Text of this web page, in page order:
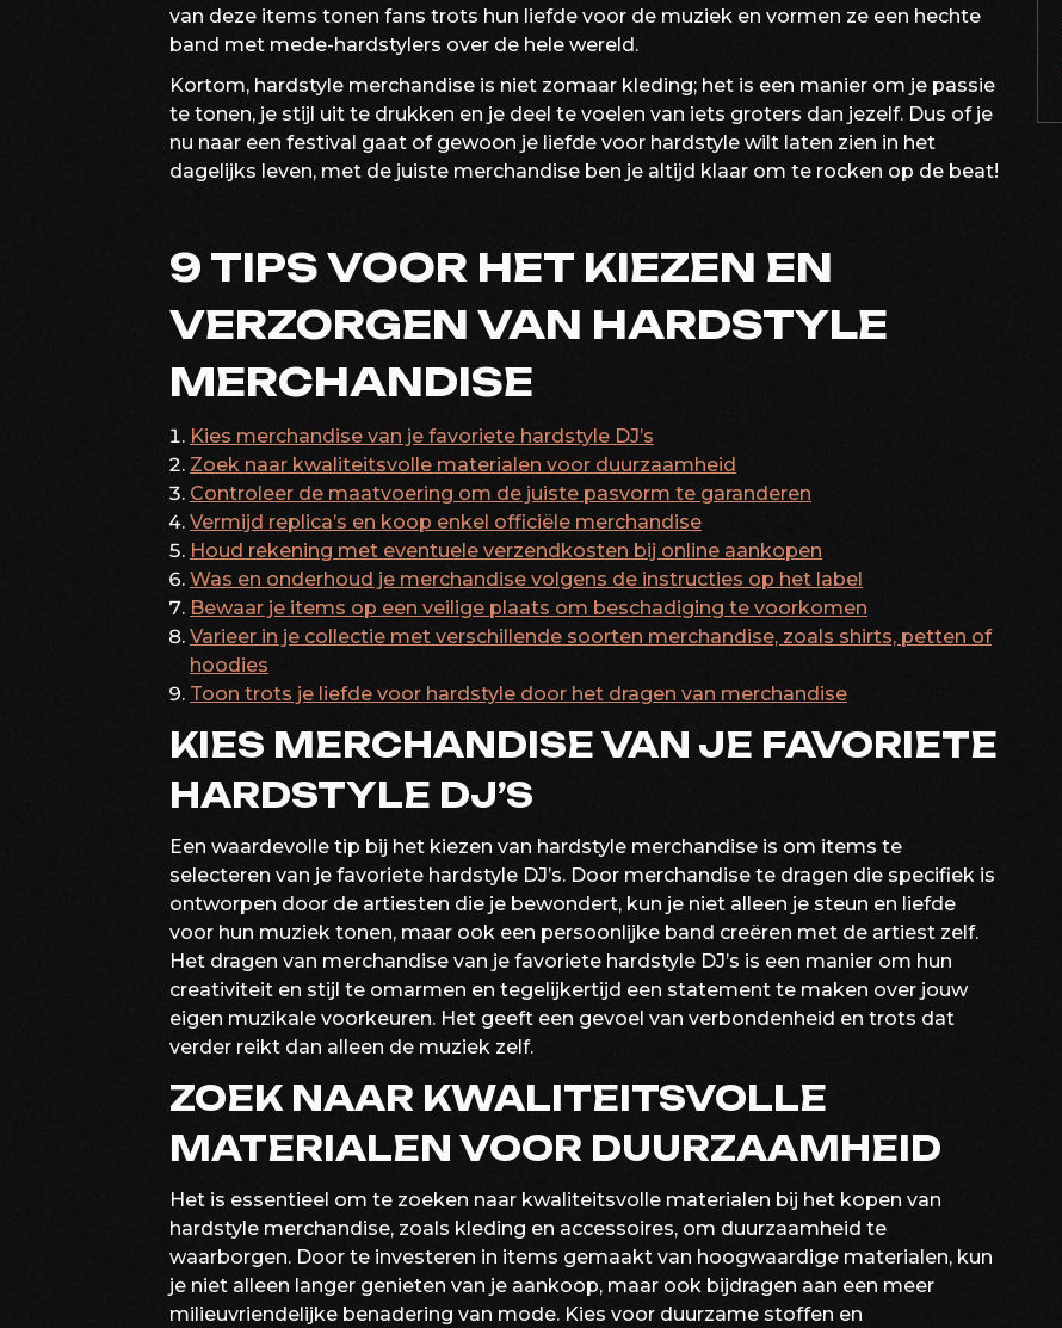
van deze items tonen fans trots hun liefde voor de muziek en vormen ze een hechte
band met mede-hardstylers over de hele wereld.
Kortom, hardstyle merchandise is niet zomaar kleding; het is een manier om je passie
te tonen, je stijl uit te drukken en je deel te voelen van iets groters dan jezelf. Dus of je
nu naar een festival gaat of gewoon je liefde voor hardstyle wilt laten zien in het
dagelijks leven, met de juiste merchandise ben je altijd klaar om te rocken op de beat!
9 TIPS VOOR HET KIEZEN EN
VERZORGEN VAN HARDSTYLE
MERCHANDISE
Kies merchandise van je favoriete hardstyle DJ’s
Zoek naar kwaliteitsvolle materialen voor duurzaamheid
Controleer de maatvoering om de juiste pasvorm te garanderen
Vermijd replica’s en koop enkel officiële merchandise
Houd rekening met eventuele verzendkosten bij online aankopen
Was en onderhoud je merchandise volgens de instructies op het label
Bewaar je items op een veilige plaats om beschadiging te voorkomen
Varieer in je collectie met verschillende soorten merchandise, zoals shirts, petten of
hoodies
Toon trots je liefde voor hardstyle door het dragen van merchandise
KIES MERCHANDISE VAN JE FAVORIETE
HARDSTYLE DJ’S
Een waardevolle tip bij het kiezen van hardstyle merchandise is om items te
selecteren van je favoriete hardstyle DJ’s. Door merchandise te dragen die specifiek is
ontworpen door de artiesten die je bewondert, kun je niet alleen je steun en liefde
voor hun muziek tonen, maar ook een persoonlijke band creëren met de artiest zelf.
Het dragen van merchandise van je favoriete hardstyle DJ’s is een manier om hun
creativiteit en stijl te omarmen en tegelijkertijd een statement te maken over jouw
eigen muzikale voorkeuren. Het geeft een gevoel van verbondenheid en trots dat
verder reikt dan alleen de muziek zelf.
ZOEK NAAR KWALITEITSVOLLE
MATERIALEN VOOR DUURZAAMHEID
Het is essentieel om te zoeken naar kwaliteitsvolle materialen bij het kopen van
hardstyle merchandise, zoals kleding en accessoires, om duurzaamheid te
waarborgen. Door te investeren in items gemaakt van hoogwaardige materialen, kun
je niet alleen langer genieten van je aankoop, maar ook bijdragen aan een meer
milieuvriendelijke benadering van mode. Kies voor duurzame stoffen en